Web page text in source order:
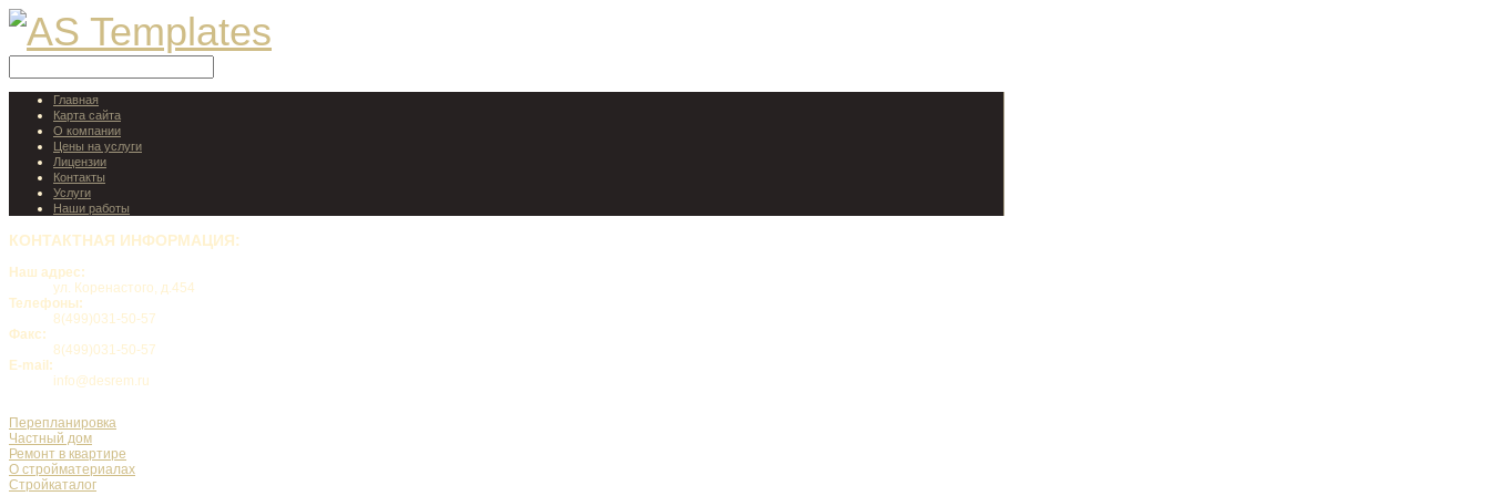
Главная
Карта сайта
О компании
Цены на услуги
Лицензии
Контакты
Услуги
Наши работы
КОНТАКТНАЯ ИНФОРМАЦИЯ:
Наш адрес:
ул. Коренастого, д.454
Телефоны:
8(499)031-50-57
Факс:
8(499)031-50-57
E-mail:
info@desrem.ru
Перепланировка
Частный дом
Ремонт в квартире
О стройматериалах
Стройкаталог